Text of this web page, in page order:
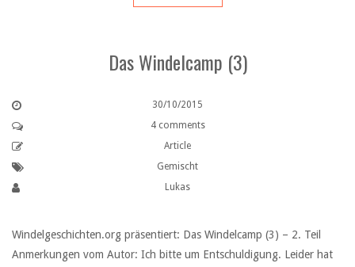
Das Windelcamp (3)
30/10/2015
4 comments
Article
Gemischt
Lukas
Windelgeschichten.org präsentiert: Das Windelcamp (3) – 2. Teil
Anmerkungen vom Autor: Ich bitte um Entschuldigung. Leider hat